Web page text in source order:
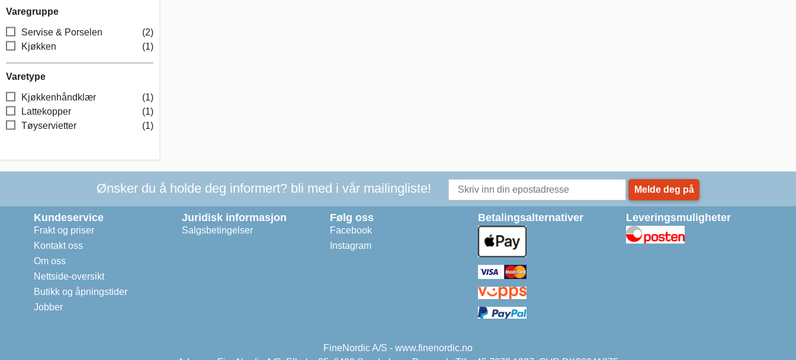
Varegruppe
Servise & Porselen
(2)
Kjøkken
(1)
Varetype
Kjøkkenhåndklær
(1)
Lattekopper
(1)
Tøyservietter
(1)
Ønsker du å holde deg informert? bli med i vår mailingliste! Melde deg på
Kundeservice
Frakt og priser
Kontakt oss
Om oss
Nettside-oversikt
Butikk og åpningstider
Jobber
Juridisk informasjon
Salgsbetingelser
Følg oss
Facebook
Instagram
Betalingsalternativer Leveringsmuligheter
FineNordic A/S - www.finenordic.no